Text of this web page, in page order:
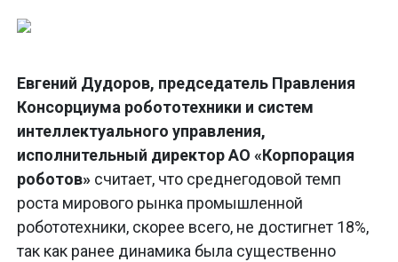
Евгений Дудоров, председатель Правления
Консорциума робототехники и систем
интеллектуального управления,
исполнительный директор АО «Корпорация
роботов» считает, что среднегодовой темп
роста мирового рынка промышленной
робототехники, скорее всего, не достигнет 18%,
так как ранее динамика была существенно